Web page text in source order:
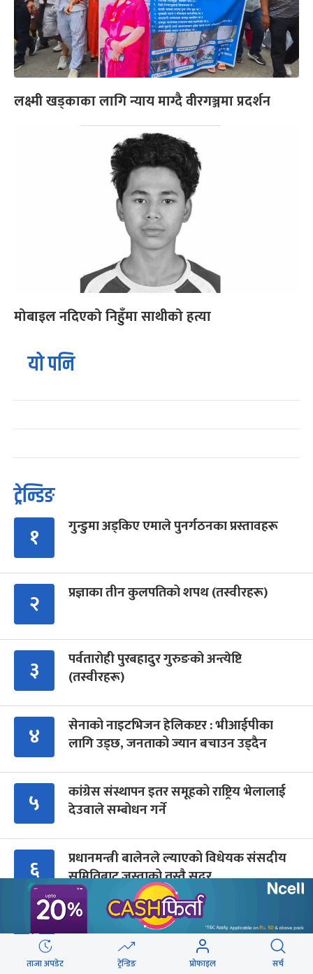
लक्ष्मी खड्काका लागि न्याय माग्दै वीरगञ्जमा प्रदर्शन
मोबाइल नदिएको निहुँमा साथीको हत्या
यो पनि
ट्रेन्डिङ
१ गुन्डुमा अड्किए एमाले पुनर्गठनका प्रस्तावहरू
२ प्रज्ञाका तीन कुलपतिको शपथ (तस्वीरहरू)
३
पर्वतारोही पुरबहादुर गुरुङको अन्त्येष्टि
(तस्वीरहरू)
४
सेनाको नाइटभिजन हेलिकप्टर : भीआईपीका
लागि उड्छ, जनताको ज्यान बचाउन उड्दैन
५
कांग्रेस संस्थापन इतर समूहको राष्ट्रिय भेलालाई
देउवाले सम्बोधन गर्ने
६
प्रधानमन्त्री बालेनले ल्याएको विधेयक संसदीय
समितिबाट जस्ताको तस्तै सदर
७
शैक्षिक क्रेडिट बैंक : विदेशमा अध्ययन पूरा नगरी
फर्किए नेपालमा निरन्तरता
ताजा अपडेट ट्रेन्डिङ प्रोफाइल सर्च